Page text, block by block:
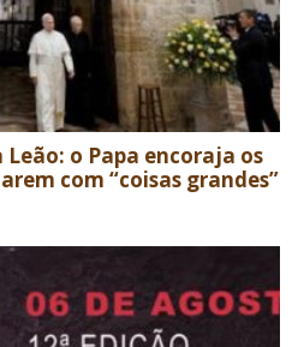
Leão: o Papa encoraja os
com “coisas grandes”